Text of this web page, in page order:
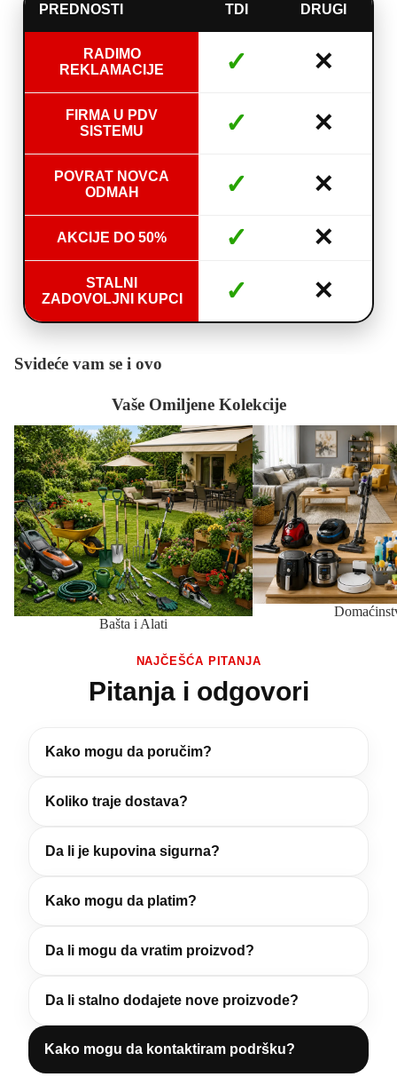
PREDNOSTI TDI DRUGI
RADIMO
REKLAMACIJE
✓ ✕
FIRMA U PDV
SISTEMU
✓ ✕
POVRAT NOVCA
ODMAH
✓ ✕
AKCIJE DO 50% ✓ ✕
STALNI
ZADOVOLJNI KUPCI
✓ ✕
Svideće vam se i ovo
Vaše Omiljene Kolekcije
Bašta i Alati
Bašta i Alati
Domaćinstvo
NAJČEŠĆA PITANJA
Pitanja i odgovori
Kako mogu da poručim?
Koliko traje dostava?
Da li je kupovina sigurna?
Kako mogu da platim?
Da li mogu da vratim proizvod?
Da li stalno dodajete nove proizvode?
Kako mogu da kontaktiram podršku?